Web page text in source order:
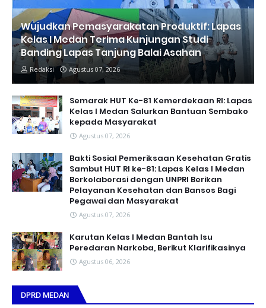
Wujudkan Pemasyarakatan Produktif: Lapas
Kelas I Medan Terima Kunjungan Studi
Banding Lapas Tanjung Balai Asahan
Redaksi Agustus 07, 2026
Semarak HUT Ke-81 Kemerdekaan RI: Lapas
Kelas I Medan Salurkan Bantuan Sembako
kepada Masyarakat
Agustus 07, 2026
Bakti Sosial Pemeriksaan Kesehatan Gratis
Sambut HUT RI ke-81: Lapas Kelas I Medan
Berkolaborasi dengan UNPRI Berikan
Pelayanan Kesehatan dan Bansos Bagi
Pegawai dan Masyarakat
Agustus 07, 2026
Karutan Kelas I Medan Bantah Isu
Peredaran Narkoba, Berikut Klarifikasinya
Agustus 06, 2026
DPRD MEDAN